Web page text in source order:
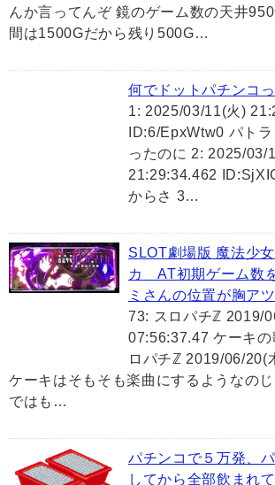
んか言ってんぞ 鏡のゲーム数の天井
間は1500Gだから残り500G…
何でドットパチンコ
1: 2025/03/11(火)
ID:6/EpxWtw0 パト
ったのに 2: 2025/03/
21:29:34.462
からさ 3…
SLOT劇場版 魔法少
カ AT初期ゲーム数
ミさんの位置が胸ア
73: スロパチℤ 2019/
07:56:37.47 ケーキの
ロパチℤ 2019/06/20(
ケーキはそもそも楽曲にするようなの
ではも…
パチンコで５万発、
してから全部飲まれ